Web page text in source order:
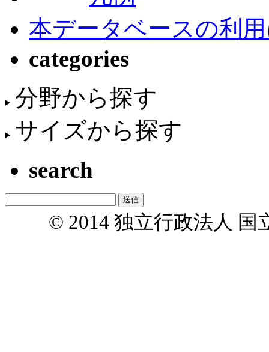
本データベースの利
categories
分野から探す
サイズから探す
search
© 2014 独立行政法人 国